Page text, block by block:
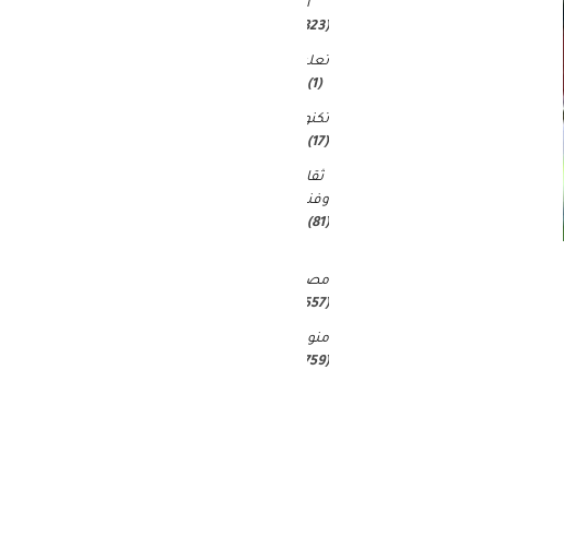
المحرر
(4٬823)
تعليم
(1)
تكنولوجيا
(17)
ثقافة
وفنون
(81)
مصنف
(25٬557)
منوعات
(4٬759)